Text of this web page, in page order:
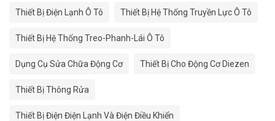
Thiết Bị Điện Lạnh Ô Tô Thiết Bị Hệ Thống Truyền Lực Ô Tô
Thiết Bị Hệ Thống Treo-Phanh-Lái Ô Tô
Dụng Cụ Sửa Chữa Động Cơ Thiết Bị Cho Động Cơ Diezen
Thiết Bị Thông Rửa
Thiết Bị Điện Điện Lạnh Và Điện Điều Khiển